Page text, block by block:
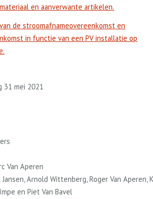
en aanverwante artikelen.
de stroomafnameovereenkomst en
in functie van een PV installatie op
31 mei 2021
Van Aperen
Jansen, Arnold Wittenberg, Roger Van Aperen,
en Piet Van Bavel